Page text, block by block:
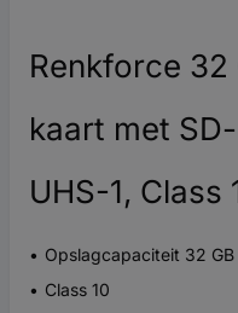
Renkforce 32
kaart met
UHS-1, Class
Opslagcapaciteit 32 GB
Class 10